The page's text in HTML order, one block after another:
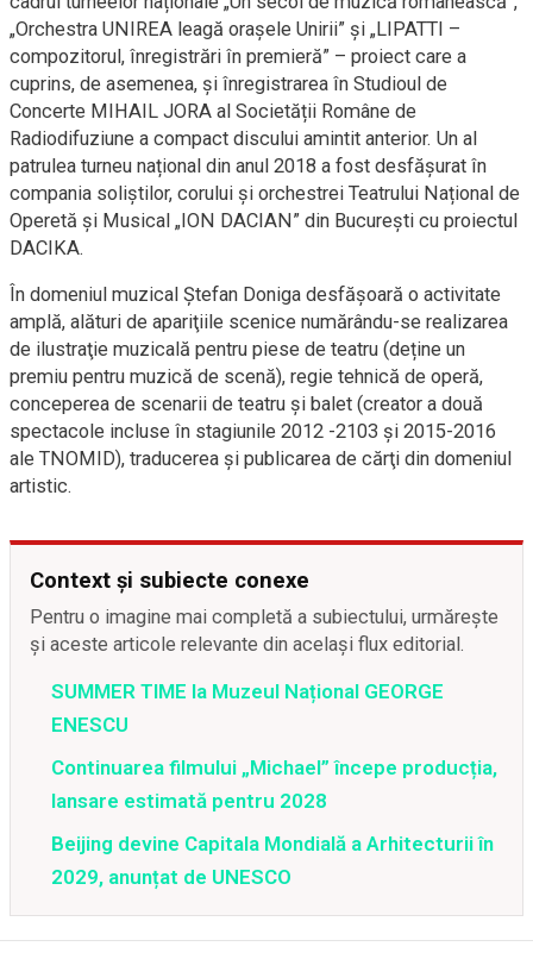
„Orchestra UNIREA leagă orașele Unirii” și „LIPATTI –
compozitorul, înregistrări în premieră” – proiect care a
cuprins, de asemenea, și înregistrarea în Studioul de
Concerte MIHAIL JORA al Societății Române de
Radiodifuziune a compact discului amintit anterior. Un al
patrulea turneu național din anul 2018 a fost desfășurat în
compania soliștilor, corului și orchestrei Teatrului Național de
Operetă și Musical „ION DACIAN” din București cu proiectul
DACIKA.
În domeniul muzical Ştefan Doniga desfăşoară o activitate
amplă, alături de apariţiile scenice numărându-se realizarea
de ilustraţie muzicală pentru piese de teatru (deține un
premiu pentru muzică de scenă), regie tehnică de operă,
conceperea de scenarii de teatru şi balet (creator a două
spectacole incluse în stagiunile 2012 -2103 și 2015-2016
ale TNOMID), traducerea şi publicarea de cărţi din domeniul
artistic.
Context și subiecte conexe
Pentru o imagine mai completă a subiectului, urmărește
și aceste articole relevante din același flux editorial.
SUMMER TIME la Muzeul Național GEORGE
ENESCU
Continuarea filmului „Michael” începe producția,
lansare estimată pentru 2028
Beijing devine Capitala Mondială a Arhitecturii în
2029, anunțat de UNESCO